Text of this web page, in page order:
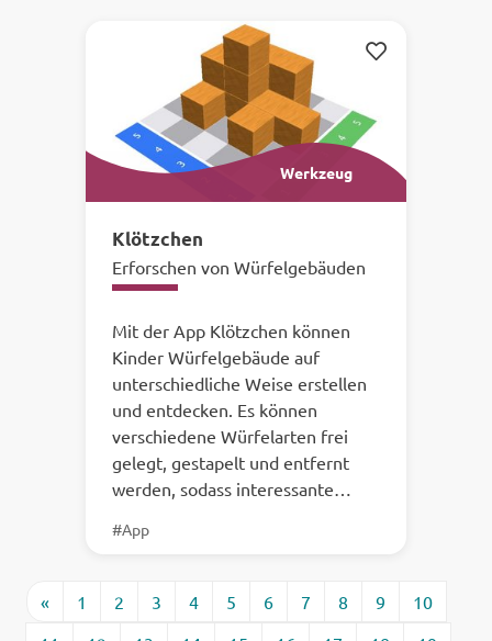
Merken
Werkzeug
Klötzchen
Erforschen von Würfelgebäuden
Mit der App Klötzchen können
Kinder Würfelgebäude auf
unterschiedliche Weise erstellen
und entdecken. Es können
verschiedene Würfelarten frei
gelegt, gestapelt und entfernt
werden, sodass interessante…
#App
« 1 2 3 4 5 6 7 8 9
10